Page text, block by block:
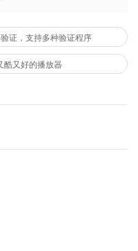
证，支持多种验证程序
酷又好的播放器